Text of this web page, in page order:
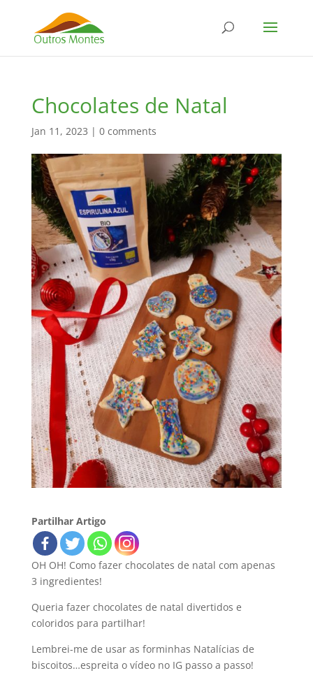
Chocolates de Natal
Jan 11, 2023 | 0 comments
Partilhar Artigo
OH OH! Como fazer chocolates de natal com apenas
3 ingredientes!
Queria fazer chocolates de natal divertidos e
coloridos para partilhar!
Lembrei-me de usar as forminhas Natalícias de
biscoitos…espreita o vídeo no IG passo a passo!